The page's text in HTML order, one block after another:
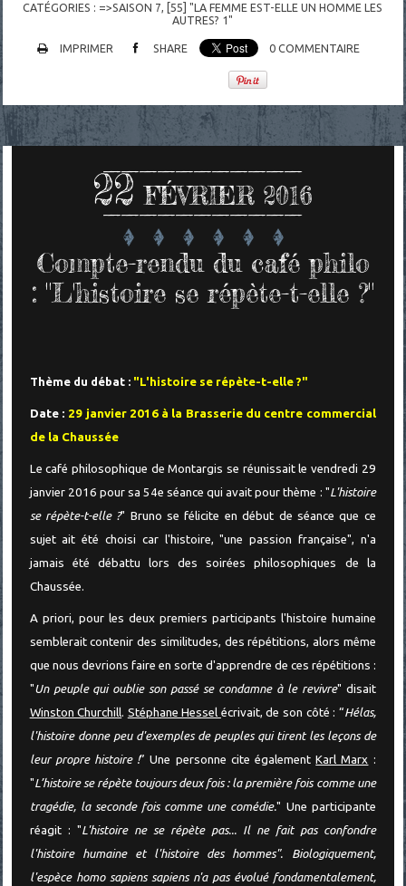
CATÉGORIES : =>SAISON 7, [55] "LA FEMME EST-ELLE UN HOMME LES
AUTRES? 1"
IMPRIMER SHARE 0 COMMENTAIRE
22 FÉVRIER 2016
Compte-rendu du café philo
: "L'histoire se répète-t-elle ?"
Thème du débat : "L'histoire se répète-t-elle ?"
Date : 29 janvier 2016 à la Brasserie du centre commercial
de la Chaussée
Le café philosophique de Montargis se réunissait le vendredi 29
janvier 2016 pour sa 54e séance qui avait pour thème : "L'histoire
se répète-t-elle ?" Bruno se félicite en début de séance que ce
sujet ait été choisi car l'histoire, "une passion française", n'a
jamais été débattu lors des soirées philosophiques de la
Chaussée.
A priori, pour les deux premiers participants l'histoire humaine
semblerait contenir des similitudes, des répétitions, alors même
que nous devrions faire en sorte d'apprendre de ces répétitions :
"Un peuple qui oublie son passé se condamne à le revivre" disait
Winston Churchill. Stéphane Hessel écrivait, de son côté : “Hélas,
l'histoire donne peu d'exemples de peuples qui tirent les leçons de
leur propre histoire !” Une personne cite égalementKarl Marx :
"L’histoire se répète toujours deux fois : la première fois comme une
tragédie, la seconde fois comme une comédie." Une participante
réagit : "L'histoire ne se répète pas... Il ne fait pas confondre
l'histoire humaine et l'histoire des hommes". Biologiquement,
l'espèce homo sapiens sapiens n'a pas évolué fondamentalement,